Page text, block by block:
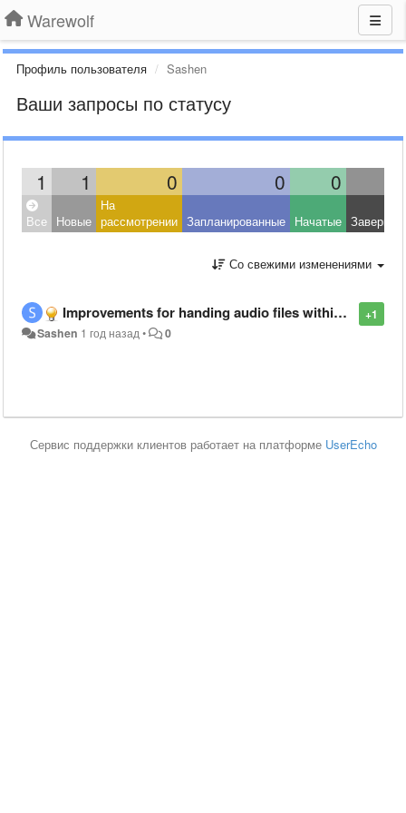
Warewolf
Профиль пользователя Sashen
Ваши запросы по статусу
1 1 0 0 0
Все Новые
На
рассмотрении Запланированные Начатые
Со свежими изменениями
+1
Improvements for handing audio files within warewolf
Sashen 1 год назад• 0
Сервис поддержки клиентов работает на платформе UserEcho